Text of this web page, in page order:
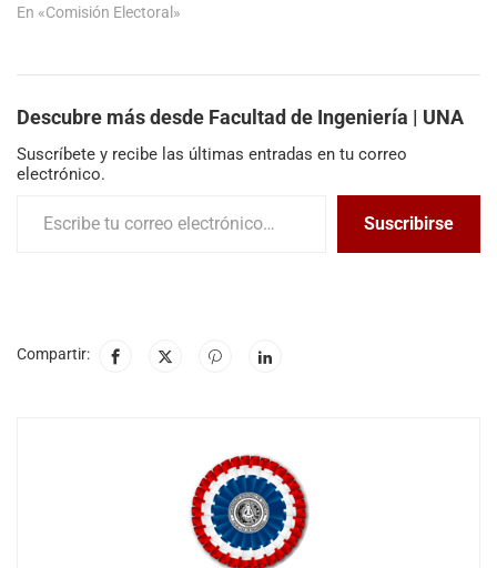
En «Comisión Electoral»
Descubre más desde Facultad de Ingeniería | UNA
Suscríbete y recibe las últimas entradas en tu correo
electrónico.
Suscribirse
Compartir: